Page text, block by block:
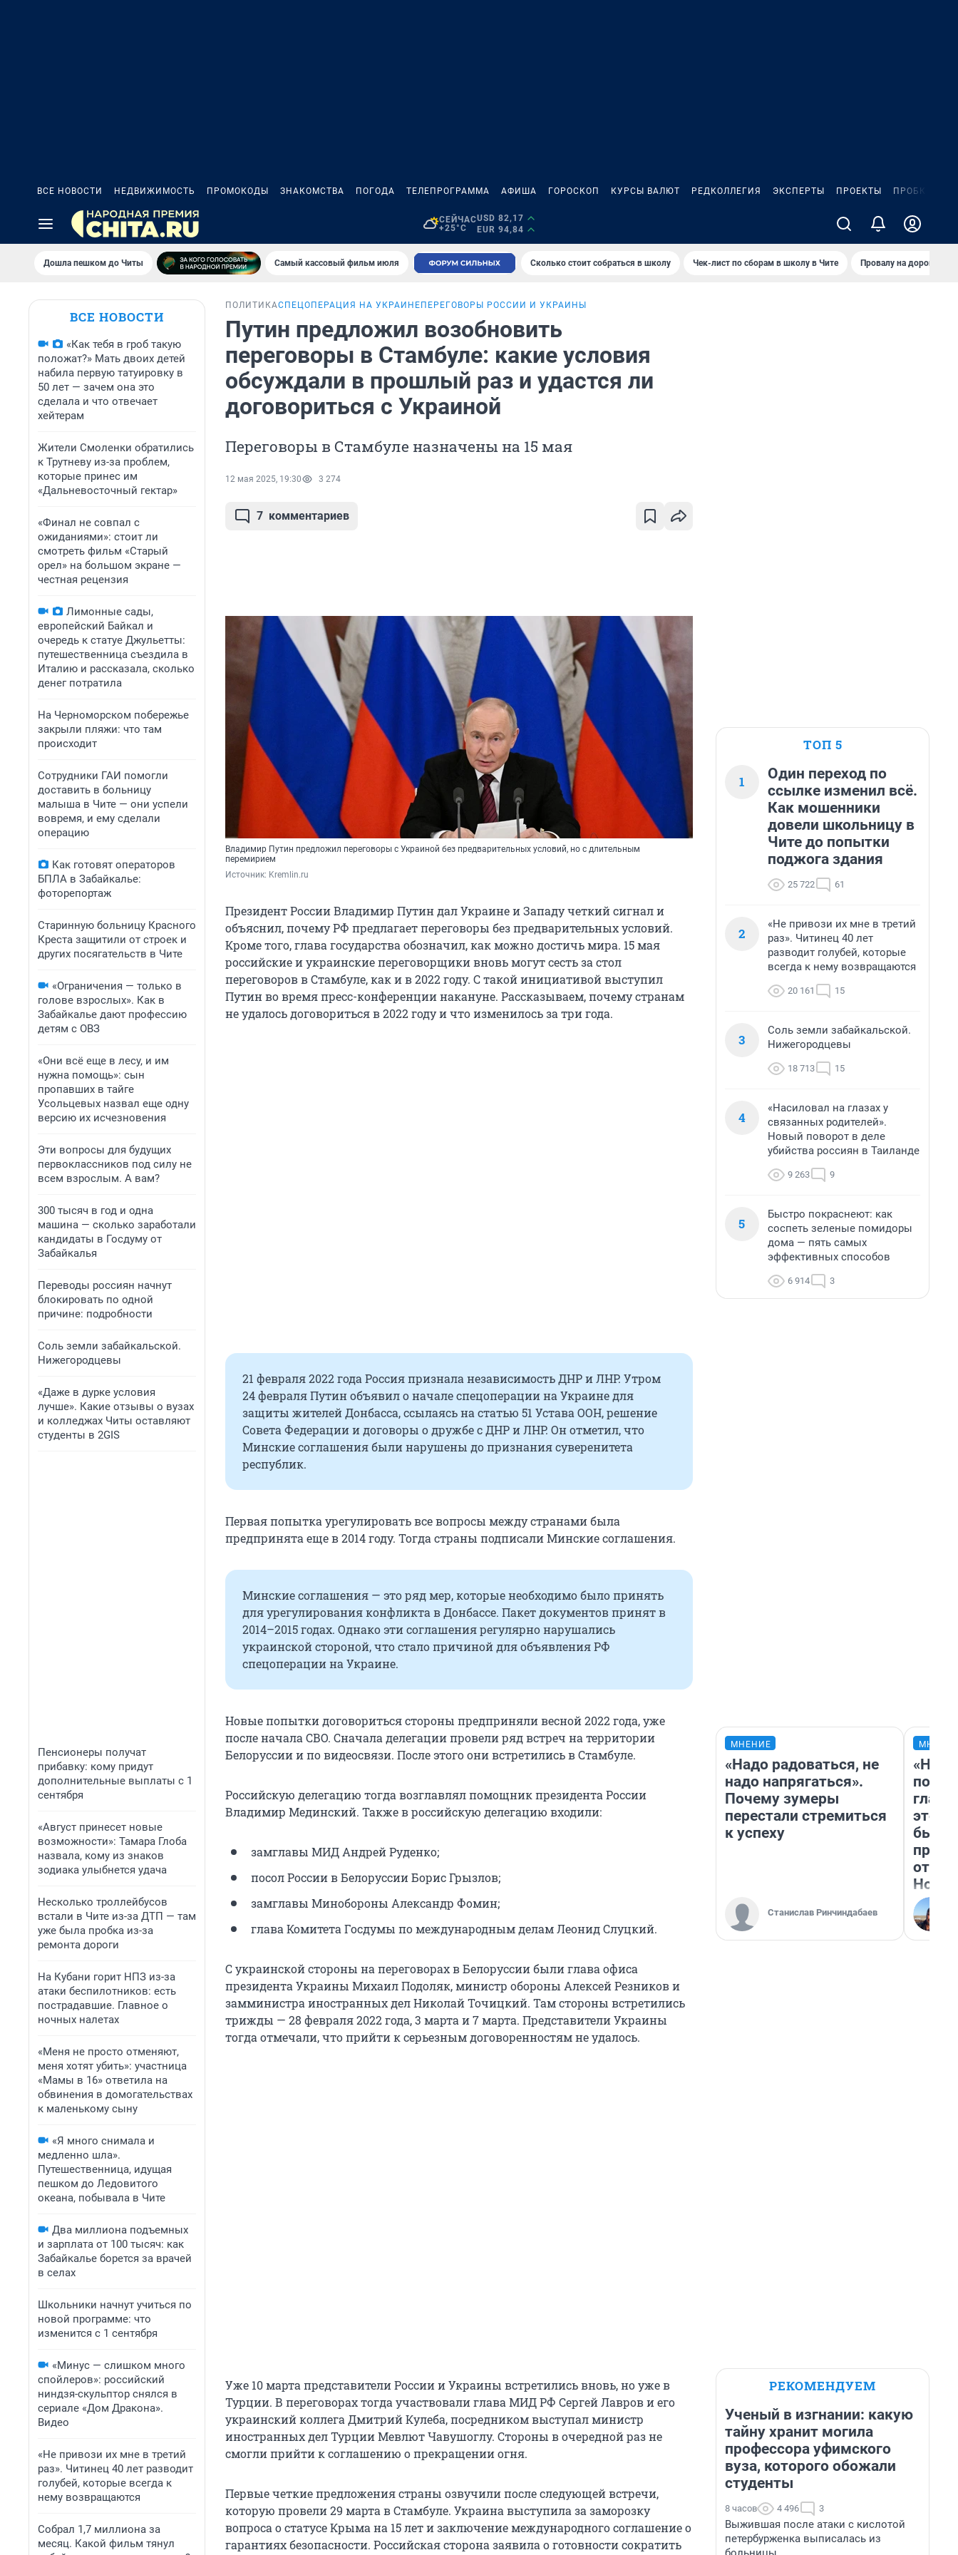
ВСЕ НОВОСТИ НЕДВИЖИМОСТЬ ПРОМОКОДЫ ЗНАКОМСТВА ПОГОДА ТЕЛЕПРОГРАММА АФИША ГОРОСКОП КУРСЫ ВАЛЮТ РЕДКОЛЛЕГИЯ ЭКСПЕРТЫ ПРОЕКТЫ ПРОБКИ
СЕЙЧАС
+25°C
USD 82,17
EUR 94,84
Дошла пешком до Читы Самый кассовый фильм июля Сколько стоит собраться в школу Чек-лист по сборам в школу в Чите Провалу на дороге
ВСЕ НОВОСТИ
«Как тебя в гроб такую
положат?» Мать двоих детей
набила первую татуировку в
50 лет — зачем она это
сделала и что отвечает
хейтерам
Жители Смоленки обратились
к Трутневу из-за проблем,
которые принес им
«Дальневосточный гектар»
«Финал не совпал с
ожиданиями»: стоит ли
смотреть фильм «Старый
орел» на большом экране —
честная рецензия
Лимонные сады,
европейский Байкал и
очередь к статуе Джульетты:
путешественница съездила в
Италию и рассказала, сколько
денег потратила
На Черноморском побережье
закрыли пляжи: что там
происходит
Сотрудники ГАИ помогли
доставить в больницу
малыша в Чите — они успели
вовремя, и ему сделали
операцию
Как готовят операторов
БПЛА в Забайкалье:
фоторепортаж
Старинную больницу Красного
Креста защитили от строек и
других посягательств в Чите
«Ограничения — только в
голове взрослых». Как в
Забайкалье дают профессию
детям с ОВЗ
«Они всё еще в лесу, и им
нужна помощь»: сын
пропавших в тайге
Усольцевых назвал еще одну
версию их исчезновения
Эти вопросы для будущих
первоклассников под силу не
всем взрослым. А вам?
300 тысяч в год и одна
машина — сколько заработали
кандидаты в Госдуму от
Забайкалья
Переводы россиян начнут
блокировать по одной
причине: подробности
Соль земли забайкальской.
Нижегородцевы
«Даже в дурке условия
лучше». Какие отзывы о вузах
и колледжах Читы оставляют
студенты в 2GIS
Пенсионеры получат
прибавку: кому придут
дополнительные выплаты с 1
сентября
«Август принесет новые
возможности»: Тамара Глоба
назвала, кому из знаков
зодиака улыбнется удача
Несколько троллейбусов
встали в Чите из-за ДТП — там
уже была пробка из-за
ремонта дороги
На Кубани горит НПЗ из-за
атаки беспилотников: есть
пострадавшие. Главное о
ночных налетах
«Меня не просто отменяют,
меня хотят убить»: участница
«Мамы в 16» ответила на
обвинения в домогательствах
к маленькому сыну
«Я много снимала и
медленно шла».
Путешественница, идущая
пешком до Ледовитого
океана, побывала в Чите
Два миллиона подъемных
и зарплата от 100 тысяч: как
Забайкалье борется за врачей
в селах
Школьники начнут учиться по
новой программе: что
изменится с 1 сентября
«Минус — слишком много
спойлеров»: российский
ниндзя-скульптор снялся в
сериале «Дом Дракона».
Видео
«Не привози их мне в третий
раз». Читинец 40 лет разводит
голубей, которые всегда к
нему возвращаются
Собрал 1,7 миллиона за
месяц. Какой фильм тянул
ПОЛИТИКАСПЕЦОПЕРАЦИЯ НА УКРАИНЕ ПЕРЕГОВОРЫ РОССИИ И УКРАИНЫ
Путин предложил возобновить
переговоры в Стамбуле: какие условия
обсуждали в прошлый раз и удастся ли
договориться с Украиной
Переговоры в Стамбуле назначены на 15 мая
12 мая 2025, 19:30 3 274
7 комментариев
Владимир Путин предложил переговоры с Украиной без предварительных условий, но с длительным
перемирием
Источник: Kremlin.ru
Президент России Владимир Путин дал Украине и Западу четкий сигнал и
объяснил, почему РФ предлагает переговоры без предварительных условий.
Кроме того, глава государства обозначил, как можно достичь мира. 15 мая
российские и украинские переговорщики вновь могут сесть за стол
переговоров в Стамбуле, как и в 2022 году. С такой инициативой выступил
Путин во время пресс-конференции накануне. Рассказываем, почему странам
не удалось договориться в 2022 году и что изменилось за три года.
21 февраля 2022 года Россия признала независимость ДНР и ЛНР. Утром
24 февраля Путин объявил о начале спецоперации на Украине для
защиты жителей Донбасса, ссылаясь на статью 51 Устава ООН, решение
Совета Федерации и договоры о дружбе с ДНР и ЛНР. Он отметил, что
Минские соглашения были нарушены до признания суверенитета
республик.
Первая попытка урегулировать все вопросы между странами была
предпринята еще в 2014 году. Тогда страны подписали Минские соглашения.
Минские соглашения — это ряд мер, которые необходимо было принять
для урегулирования конфликта в Донбассе. Пакет документов принят в
2014–2015 годах. Однако эти соглашения регулярно нарушались
украинской стороной, что стало причиной для объявления РФ
спецоперации на Украине.
Новые попытки договориться стороны предприняли весной 2022 года, уже
после начала СВО. Сначала делегации провели ряд встреч на территории
Белоруссии и по видеосвязи. После этого они встретились в Стамбуле.
Российскую делегацию тогда возглавлял помощник президента России
Владимир Мединский. Также в российскую делегацию входили:
замглавы МИД Андрей Руденко;
посол России в Белоруссии Борис Грызлов;
замглавы Минобороны Александр Фомин;
глава Комитета Госдумы по международным делам Леонид Слуцкий.
С украинской стороны на переговорах в Белоруссии были глава офиса
президента Украины Михаил Подоляк, министр обороны Алексей Резников и
замминистра иностранных дел Николай Точицкий. Там стороны встретились
трижды — 28 февраля 2022 года, 3 марта и 7 марта. Представители Украины
тогда отмечали, что прийти к серьезным договоренностям не удалось.
Уже 10 марта представители России и Украины встретились вновь, но уже в
Турции. В переговорах тогда участвовали глава МИД РФ Сергей Лавров и его
украинский коллега Дмитрий Кулеба, посредником выступал министр
иностранных дел Турции Мевлют Чавушоглу. Стороны в очередной раз не
смогли прийти к соглашению о прекращении огня.
Первые четкие предложения страны озвучили после следующей встречи,
которую провели 29 марта в Стамбуле. Украина выступила за заморозку
вопроса о статусе Крыма на 15 лет и заключение международного соглашение о
гарантиях безопасности. Российская сторона заявила о готовности сократить
ТОП 5
1
Один переход по
ссылке изменил всё.
Как мошенники
довели школьницу в
Чите до попытки
поджога здания
25 722 61
2
«Не привози их мне в третий
раз». Читинец 40 лет
разводит голубей, которые
всегда к нему возвращаются
20 161 15
3
Соль земли забайкальской.
Нижегородцевы
18 713 15
4
«Насиловал на глазах у
связанных родителей».
Новый поворот в деле
убийства россиян в Таиланде
9 263 9
5
Быстро покраснеют: как
соспеть зеленые помидоры
дома — пять самых
эффективных способов
6 914 3
МНЕНИЕ
«Надо радоваться, не
надо напрягаться».
Почему зумеры
перестали стремиться
к успеху
Станислав Ринчиндабаев
этого
бьет
РЕКОМЕНДУЕМ
Ученый в изгнании: какую
тайну хранит могила
профессора уфимского
вуза, которого обожали
студенты
8 часов 4 496 3
Выжившая после атаки с кислотой
петербурженка выписалась из